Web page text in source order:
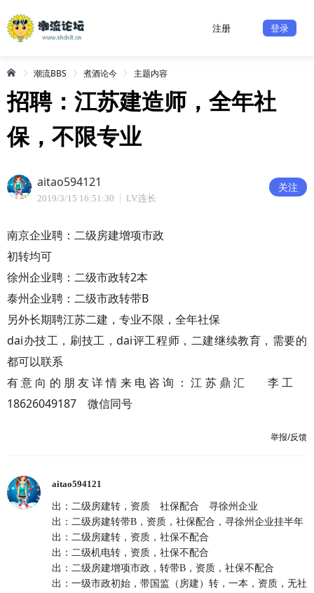
注册 登录
潮流BBS 煮酒论今 主题内容
招聘：江苏建造师，全年社
保，不限专业
aitao594121
2019/3/15 16:51:30 LV.连长
关注
南京企业聘：二级房建增项市政
初转均可
徐州企业聘：二级市政转2本
泰州企业聘：二级市政转带B
另外长期聘江苏二建，专业不限，全年社保
dai办技工，刷技工，dai评工程师，二建继续教育，需要的
都可以联系
有意向的朋友详情来电咨询：江苏鼎汇 李工
18626049187 微信同号
举报/反馈
aitao594121
出：二级房建转，资质 社保配合 寻徐州企业
出：二级房建转带B，资质，社保配合，寻徐州企业挂半年
出：二级房建转，资质，社保不配合
出：二级机电转，资质，社保不配合
出：二级房建增项市政，转带B，资质，社保不配合
出：一级市政初始，带国监（房建）转，一本，资质，无社